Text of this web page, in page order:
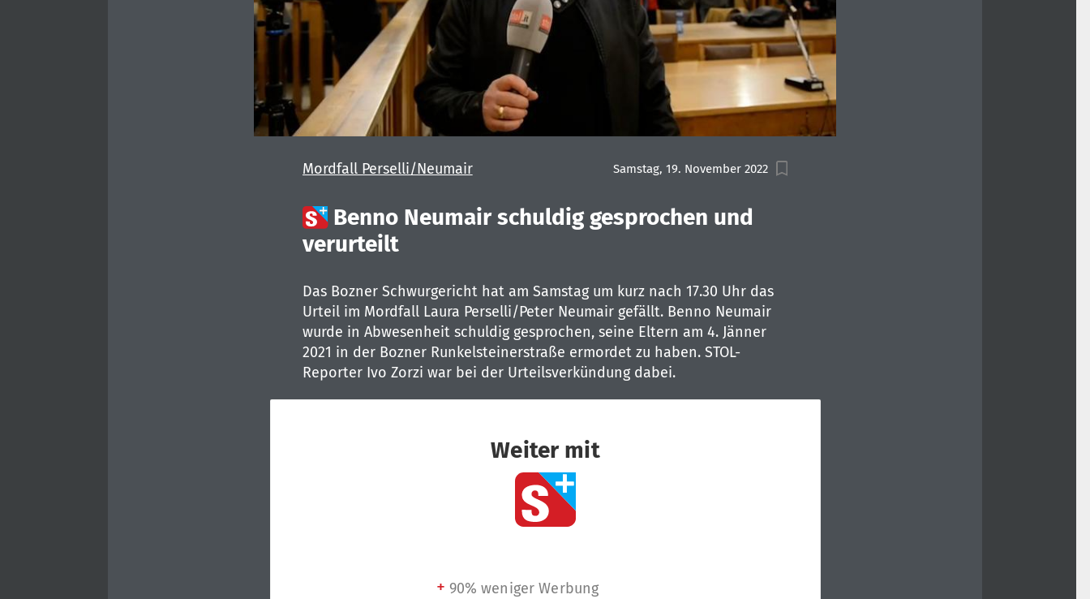
Mordfall Perselli/Neumair Samstag, 19. November 2022
 Benno Neumair schuldig gesprochen und
verurteilt
Das Bozner Schwurgericht hat am Samstag um kurz nach 17.30 Uhr das
Urteil im Mordfall Laura Perselli/Peter Neumair gefällt. Benno Neumair
wurde in Abwesenheit schuldig gesprochen, seine Eltern am 4. Jänner
2021 in der Bozner Runkelsteinerstraße ermordet zu haben. STOL-
Reporter Ivo Zorzi war bei der Urteilsverkündung dabei.